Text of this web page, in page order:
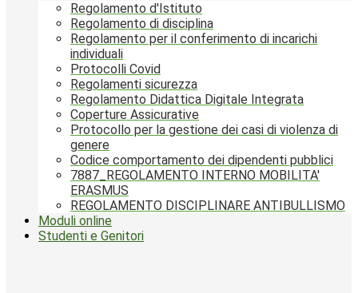
Regolamento d'Istituto
Regolamento di disciplina
Regolamento per il conferimento di incarichi
individuali
Protocolli Covid
Regolamenti sicurezza
Regolamento Didattica Digitale Integrata
Coperture Assicurative
Protocollo per la gestione dei casi di violenza di
genere
Codice comportamento dei dipendenti pubblici
7887_REGOLAMENTO INTERNO MOBILITA'
ERASMUS
REGOLAMENTO DISCIPLINARE ANTIBULLISMO
Moduli online
Studenti e Genitori